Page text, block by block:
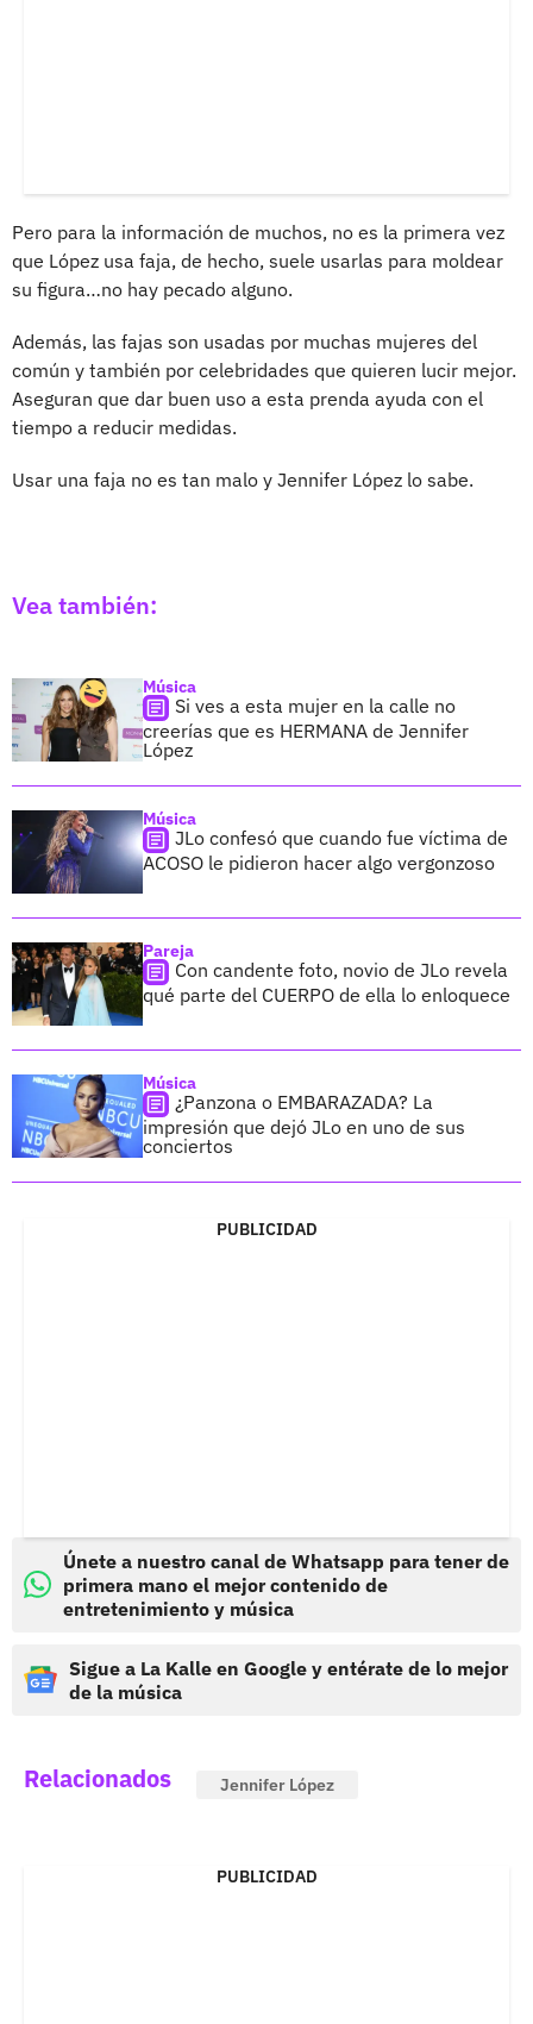
Pero para la información de muchos, no es la primera vez
que López usa faja, de hecho, suele usarlas para moldear
su figura…no hay pecado alguno.
Además, las fajas son usadas por muchas mujeres del
común y también por celebridades que quieren lucir mejor.
Aseguran que dar buen uso a esta prenda ayuda con el
tiempo a reducir medidas.
Usar una faja no es tan malo y Jennifer López lo sabe.
Vea también:
Música
Si ves a esta mujer en la calle no
creerías que es HERMANA de Jennifer
López
Música
JLo confesó que cuando fue víctima de
ACOSO le pidieron hacer algo vergonzoso
Pareja
Con candente foto, novio de JLo revela
qué parte del CUERPO de ella lo enloquece
Música
¿Panzona o EMBARAZADA? La
impresión que dejó JLo en uno de sus
conciertos
PUBLICIDAD
Únete a nuestro canal de Whatsapp para tener de
primera mano el mejor contenido de
entretenimiento y música
Sigue a La Kalle en Google y entérate de lo mejor
de la música
Relacionados Jennifer López
PUBLICIDAD